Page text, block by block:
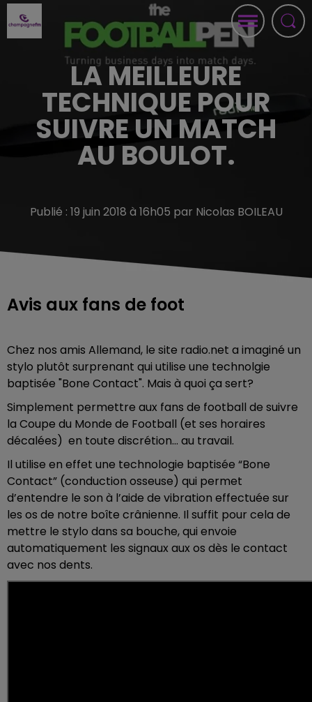
LA MEILLEURE
TECHNIQUE POUR
SUIVRE UN MATCH
AU BOULOT.
Publié : 19 juin 2018 à 16h05 par Nicolas BOILEAU
Avis aux fans de foot
Chez nos amis Allemand, le site radio.net a imaginé un
stylo plutôt surprenant qui utilise une technolgie
baptisée "Bone Contact". Mais à quoi ça sert?
Simplement permettre aux fans de football de suivre
la Coupe du Monde de Football (et ses horaires
décalées) en toute discrétion... au travail.
Il utilise en effet une technologie baptisée “Bone
Contact” (conduction osseuse) qui permet
d’entendre le son à l’aide de vibration effectuée sur
les os de notre boîte crânienne. Il suffit pour cela de
mettre le stylo dans sa bouche, qui envoie
automatiquement les signaux aux os dès le contact
avec nos dents.